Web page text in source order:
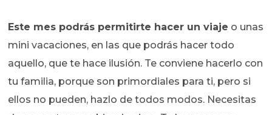
Este mes podrás permitirte hacer un viaje o unas
mini vacaciones, en las que podrás hacer todo
aquello, que te hace ilusión. Te conviene hacerlo con
tu familia, porque son primordiales para ti, pero si
ellos no pueden, hazlo de todos modos. Necesitas